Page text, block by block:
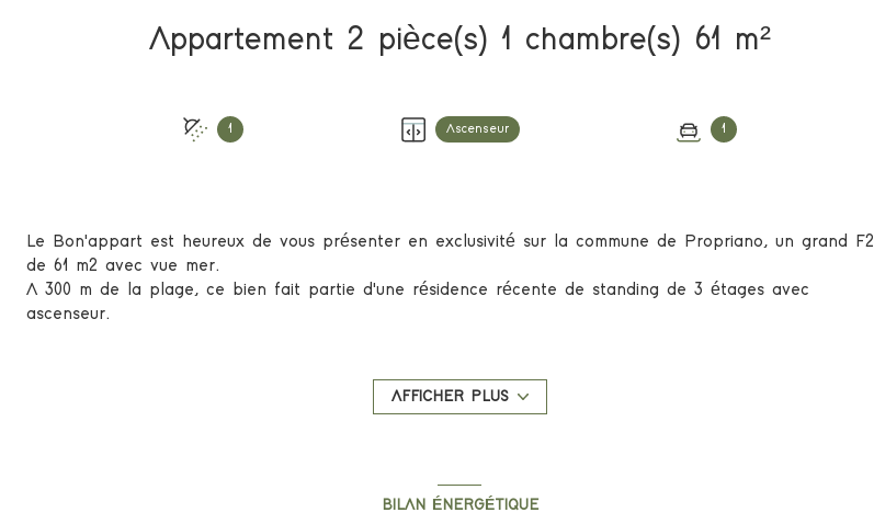
Appartement 2 pièce(s) 1 chambre(s) 61 m²
1 Ascenseur 1
Le Bon'appart est heureux de vous présenter en exclusivité sur la commune de Propriano, un grand F2
de 61 m2 avec vue mer.
A 300 m de la plage, ce bien fait partie d'une résidence récente de standing de 3 étages avec
ascenseur.
Cet appartement est vendu meublé, une cave de 5 m2 et un parking privé en sous-sol complète ce lot.
AFFICHER PLUS
BILAN ÉNERGÉTIQUE